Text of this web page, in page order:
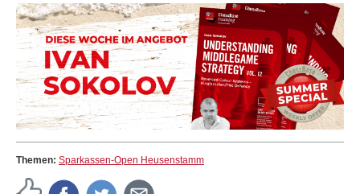
Themen: Sparkassen-Open Heusenstamm